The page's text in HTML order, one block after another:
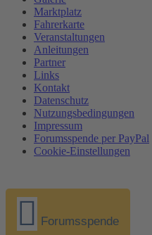
Marktplatz
Fahrerkarte
Veranstaltungen
Anleitungen
Partner
Links
Kontakt
Datenschutz
Nutzungsbedingungen
Impressum
Forumsspende per PayPal
Cookie-Einstellungen
Forumsspende